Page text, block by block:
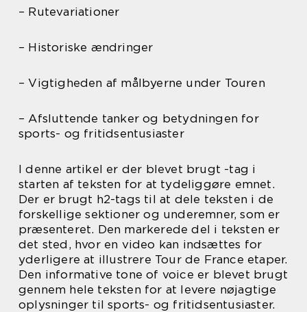
– Rutevariationer
– Historiske ændringer
– Vigtigheden af målbyerne under Touren
– Afsluttende tanker og betydningen for
sports- og fritidsentusiaster
I denne artikel er der blevet brugt -tag i
starten af teksten for at tydeliggøre emnet.
Der er brugt h2-tags til at dele teksten i de
forskellige sektioner og underemner, som er
præsenteret. Den markerede del i teksten er
det sted, hvor en video kan indsættes for
yderligere at illustrere Tour de France etaper.
Den informative tone of voice er blevet brugt
gennem hele teksten for at levere nøjagtige
oplysninger til sports- og fritidsentusiaster.